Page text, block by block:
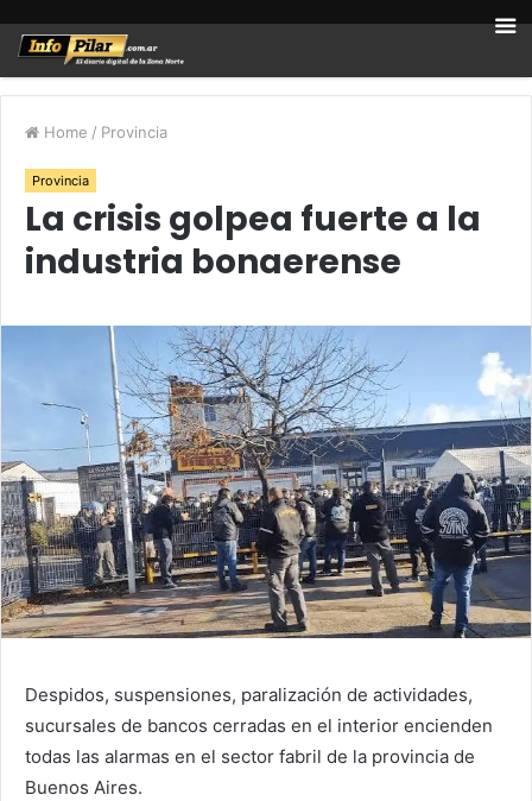
Home / Provincia
Provincia
La crisis golpea fuerte a la
industria bonaerense
Despidos, suspensiones, paralización de actividades,
sucursales de bancos cerradas en el interior encienden
todas las alarmas en el sector fabril de la provincia de
Buenos Aires.